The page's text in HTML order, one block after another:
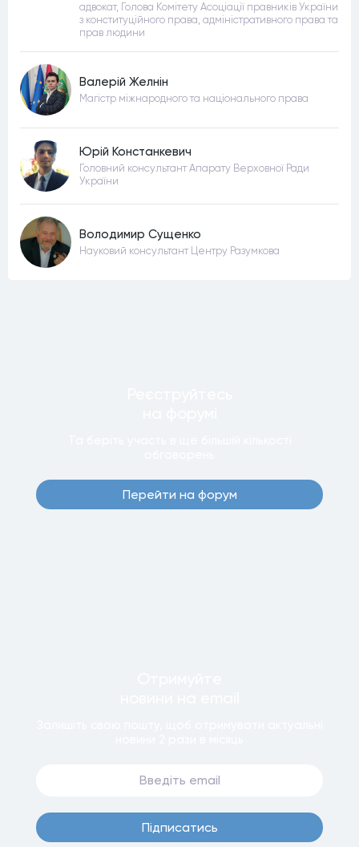
адвокат, Голова Комітету Асоціації правників України
з конституційного права, адміністративного права та
прав людини
Валерій Желнін
Магістр міжнародного та національного права
Юрій Констанкевич
Головний консультант Апарату Верховної Ради
України
Володимир Сущенко
Науковий консультант Центру Разумкова
Перейти на форум
Пiдписатись